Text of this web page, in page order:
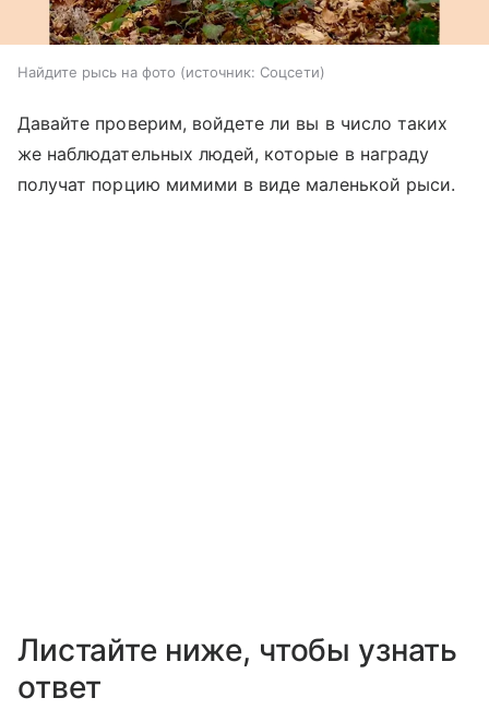
Найдите рысь на фото источник: Соцсети
Давайте проверим, войдете ли вы в число таких
же наблюдательных людей, которые в награду
получат порцию мимими в виде маленькой рыси.
Листайте ниже, чтобы узнать
ответ